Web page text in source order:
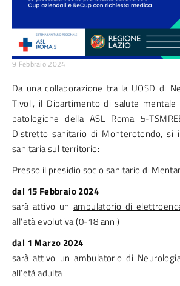
9 Febbraio 2024
Da una collaborazione tra la UOSD di
Tivoli, il Dipartimento di salute
patologiche della ASL Roma 5-
Distretto sanitario di Monterotondo, si
sanitaria sul territorio:
Presso il presidio socio sanitario di
dal 15 Febbraio 2024
sarà attivo un ambulatorio di
all’età evolutiva (0-18 anni)
dal 1 Marzo 2024
sarà attivo unambulatorio di
all’età adulta